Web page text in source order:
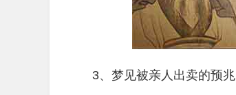
3、梦见被亲人出卖的预兆